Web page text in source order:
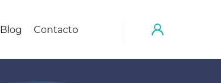
Blog Contacto